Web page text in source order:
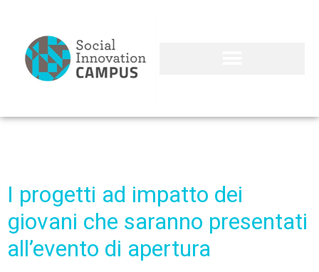
I progetti ad impatto dei
giovani che saranno presentati
all’evento di apertura